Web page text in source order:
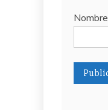
Nombre